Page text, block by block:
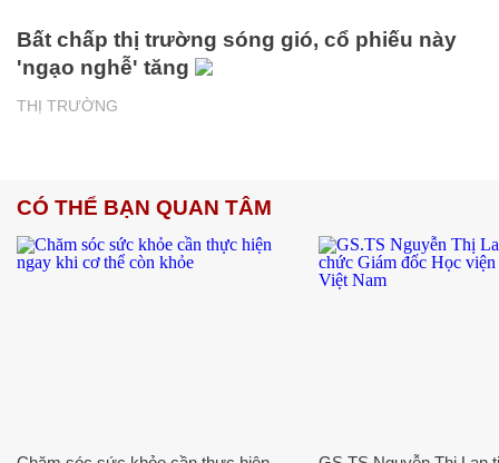
THỊ TRƯỜNG
Bất chấp thị trường sóng gió, cổ phiếu này
'ngạo nghễ' tăng
CÓ THỂ BẠN QUAN TÂM